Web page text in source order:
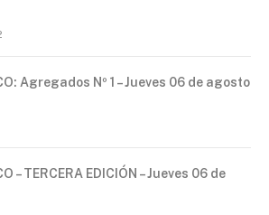
Agregados Nº 1 – Jueves 06 de agosto
– TERCERA EDICIÓN – Jueves 06 de